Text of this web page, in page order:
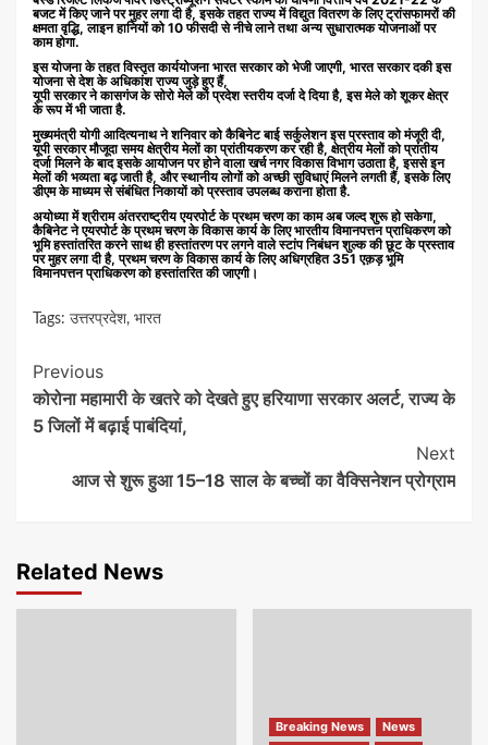
बजट में किए जाने पर मुहर लगा दी है, इसके तहत राज्य में विद्युत वितरण के लिए ट्रांसफामरों की
क्षमता वृद्धि, लाइन हानियों को 10 फीसदी से नीचे लाने तथा अन्य सुधारात्मक योजनाओं पर
काम होगा.
इस योजना के तहत विस्तृत कार्ययोजना भारत सरकार को भेजी जाएगी, भारत सरकार दकी इस
योजना से देश के अधिकांश राज्य जुड़े हुए हैं,
यूपी सरकार ने कासगंज के सोरो मेले को प्रदेश स्तरीय दर्जा दे दिया है, इस मेले को शूकर क्षेत्र
के रूप में भी जाता है.
मुख्यमंत्री योगी आदित्यनाथ ने शनिवार को कैबिनेट बाई सर्कुलेशन इस प्रस्ताव को मंजूरी दी,
यूपी सरकार मौजूदा समय क्षेत्रीय मेलों का प्रांतीयकरण कर रही है, क्षेत्रीय मेलों को प्रांतीय
दर्जा मिलने के बाद इसके आयोजन पर होने वाला खर्च नगर विकास विभाग उठाता है, इससे इन
मेलों की भव्यता बढ़ जाती है, और स्थानीय लोगों को अच्छी सुविधाएं मिलने लगती हैं, इसके लिए
डीएम के माध्यम से संबंधित निकायों को प्रस्ताव उपलब्ध कराना होता है.
अयोध्या में श्रीराम अंतरराष्ट्रीय एयरपोर्ट के प्रथम चरण का काम अब जल्द शुरू हो सकेगा,
कैबिनेट ने एयरपोर्ट के प्रथम चरण के विकास कार्य के लिए भारतीय विमानपत्तन प्राधिकरण को
भूमि हस्तांतरित करने साथ ही हस्तांतरण पर लगने वाले स्टांप निबंधन शुल्क की छूट के प्रस्ताव
पर मुहर लगा दी है, प्रथम चरण के विकास कार्य के लिए अधिग्रहित 351 एक़ड़ भूमि
विमानपत्तन प्राधिकरण को हस्तांतरित की जाएगी।
Tags: उत्तरप्रदेश, भारत
Continue
Reading
Previous
कोरोना महामारी के खतरे को देखते हुए हरियाणा सरकार अलर्ट, राज्य के
5 जिलों में बढ़ाई पाबंदियां,
Next
आज से शुरू हुआ 15–18 साल के बच्चों का वैक्सिनेशन प्रोग्राम
Related News
Breaking News
News